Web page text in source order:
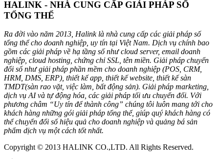
HALINK - NHÀ CUNG CẤP GIẢI PHÁP SỐ
TỔNG THỂ
Ra đời vào năm 2013, Halink là nhà cung cấp các giải pháp số
tổng thể cho doanh nghiệp, uy tín tại Việt Nam. Dịch vụ chính bao
gồm các giải pháp về hạ tầng số như cloud server, email doanh
nghiệp, cloud hosting, chứng chỉ SSL, tên miền. Giải pháp chuyển
đổi số như giải pháp phần mềm cho doanh nghiệp (POS, CRM,
HRM, DMS, ERP), thiết kế app, thiết kế website, thiết kế sàn
TMDT(sàn rao vặt, việc làm, bất động sản). Giải pháp marketing,
dịch vụ AI và tự động hóa, các giải pháp tối ưu chuyển đổi. Với
phương châm “Uy tín để thành công” chúng tôi luôn mang tới cho
khách hàng những gói giải pháp tổng thể, giúp quý khách hàng có
thể chuyển đổi số hiệu quả cho doanh nghiệp và quảng bá sản
phẩm dịch vụ một cách tốt nhất.
Copyright © 2013 HALINK CO.,LTD. All Rights Reserved.